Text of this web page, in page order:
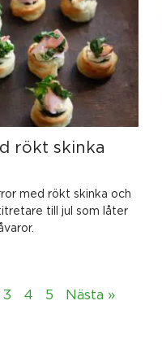
rökt skinka
med rökt skinka och
till jul som låter
3 4 5 Nästa »